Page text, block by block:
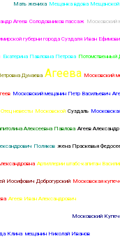
Мать жениха Мещанка вдова Мещанской
Агеев Солодовников пассаж Московский
губерни города Суздаля Иван
Екатерина Павловна Петрова Потомственный
Дунаева Агеева Московский
Московский мещанин Петр Васильевич
Отец невесты Московской Суздаль
Алексеевна Павлова Агеев
Поляков жена Праскевья
Артиллерии штабс-капитан
Иосифович Доброгурский Московская
Агеев Иван Александрович
Московский
Клина мещанин Николай Иванов